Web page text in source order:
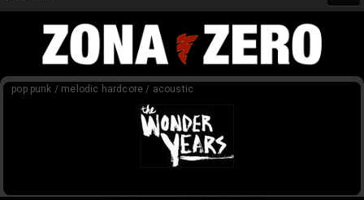
CONTENIDO
COMUNIDAD
pop punk / melodic hardcore / acoustic